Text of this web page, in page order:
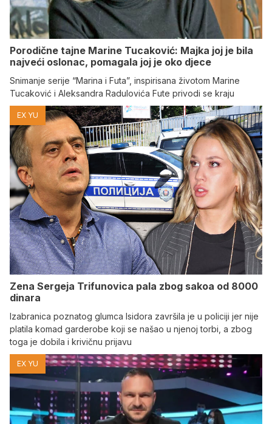
Porodične tajne Marine Tucaković: Majka joj je bila
najveći oslonac, pomagala joj je oko djece
Snimanje serije “Marina i Futa”, inspirisana životom Marine
Tucaković i Aleksandra Radulovića Fute privodi se kraju
EX YU
Zena Sergeja Trifunovica pala zbog sakoa od 8000
dinara
Izabranica poznatog glumca Isidora završila je u policiji jer nije
platila komad garderobe koji se našao u njenoj torbi, a zbog
toga je dobila i krivičnu prijavu
EX YU